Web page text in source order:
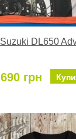
Suzuki DL650
690 грн